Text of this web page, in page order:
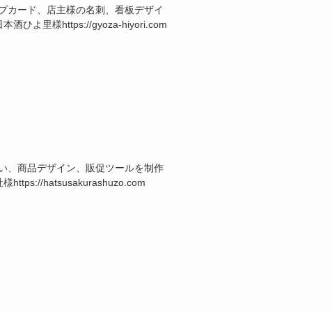
カード、店主様の名刺、看板デザイ
酒ひよ里様https://gyoza-hiyori.com
、商品デザイン、販促ツールを制作
https://hatsusakurashuzo.com